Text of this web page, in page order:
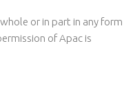
or in part in any form
of Apac is